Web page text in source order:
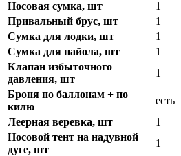
Носовая сумка, шт
1
Привальный брус, шт
1
Сумка для лодки, шт
1
Сумка для пайола, шт
1
Клапан избыточного
давления, шт
1
Броня по баллонам + по
килю
есть
Леерная веревка, шт
1
Носовой тент на надувной
дуге, шт
1